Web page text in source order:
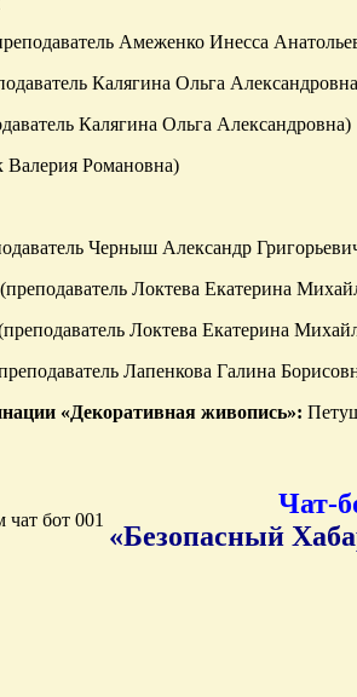
Амеженко Инесса
Калягина Ольга
Калягина Ольга Александровна)
Романовна)
Черныш Александр
Локтева Екатерина
Локтева Екатерина
Лапенкова Галина
«Декоративная живопись»:
Чат-
«Безопасный